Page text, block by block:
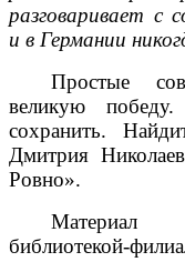
разговаривает с
и в Германии
Простые
великую
сохранить.
Дмитрия
Ровно».
Материал
библиотекой-